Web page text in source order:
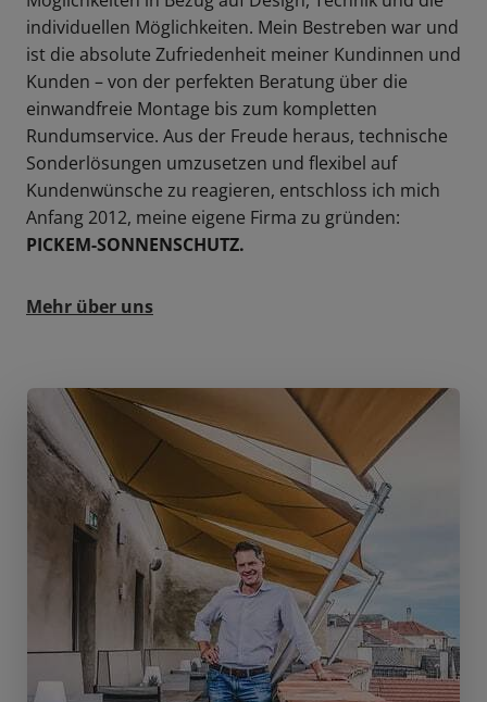
individuellen Möglichkeiten. Mein Bestreben war und
ist die absolute Zufriedenheit meiner Kundinnen und
Kunden – von der perfekten Beratung über die
einwandfreie Montage bis zum kompletten
Rundumservice. Aus der Freude heraus, technische
Sonderlösungen umzusetzen und flexibel auf
Kundenwünsche zu reagieren, entschloss ich mich
Anfang 2012, meine eigene Firma zu gründen:
PICKEM-SONNENSCHUTZ.
Mehr über uns